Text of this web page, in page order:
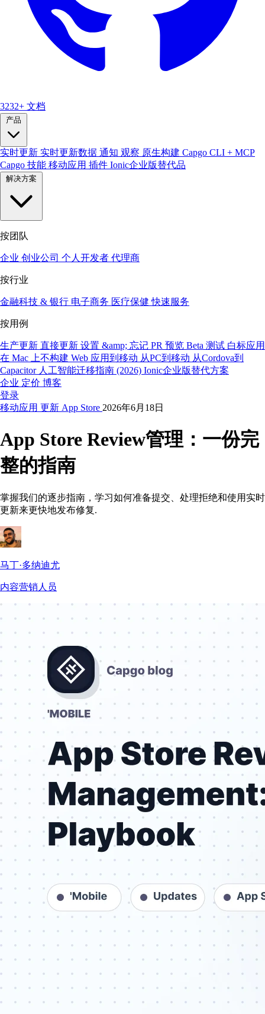
3232+ 文档
产品
实时更新 实时更新数据 通知 观察 原生构建 Capgo CLI + MCP
Capgo 技能 移动应用 插件 Ionic企业版替代品
解决方案
按团队
企业 创业公司 个人开发者 代理商
按行业
金融科技 & 银行 电子商务 医疗保健快速服务
按用例
生产更新 直接更新 设置 &amp; 忘记 PR 预览 Beta 测试 白标应用
在 Mac 上不构建 Web 应用到移动 从PC到移动 从Cordova到
Capacitor 人工智能迁移指南 (2026) Ionic企业版替代方案
企业 定价 博客
登录
移动应用 更新 App Store 2026年6月18日
App Store Review管理：一份完
整的指南
掌握我们的逐步指南，学习如何准备提交、处理拒绝和使用实时
更新来更快地发布修复.
马丁·多纳迪尤
内容营销人员